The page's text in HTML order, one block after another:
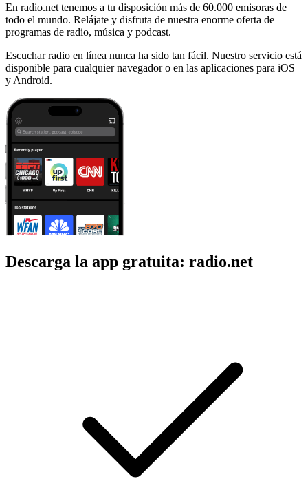
En radio.net tenemos a tu disposición más de 60.000 emisoras de
todo el mundo. Relájate y disfruta de nuestra enorme oferta de
programas de radio, música y podcast.
Escuchar radio en línea nunca ha sido tan fácil. Nuestro servicio está
disponible para cualquier navegador o en las aplicaciones para iOS
y Android.
Descarga la app gratuita: radio.net